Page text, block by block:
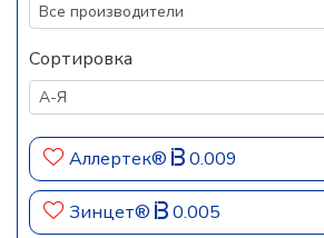
Сортировка
Аллертек® 0.009
Зинцет® 0.005